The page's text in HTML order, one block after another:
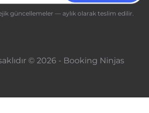
güncellemeler — aylık olarak teslim edilir.
© 2026 - Booking Ninjas